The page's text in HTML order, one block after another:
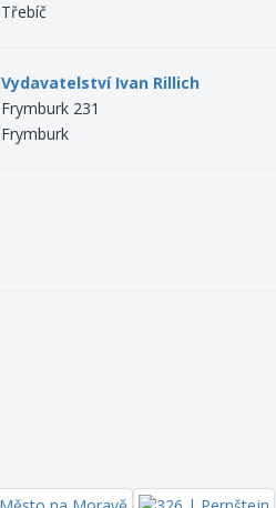
Třebíč
Vydavatelství Ivan Rillich
Frymburk 231
Frymburk